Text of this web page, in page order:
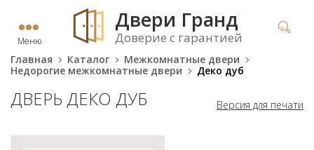
Меню
Двери Гранд
Доверие с гарантией
Главная Каталог
Межкомнатные двери
Недорогие межкомнатные двери
Деко дуб
Версия для печати
ДВЕРЬ ДЕКО ДУБ